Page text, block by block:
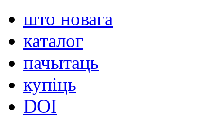
што новага
каталог
пачытаць
купіць
DOI